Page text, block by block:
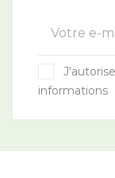
Votre e-
informations